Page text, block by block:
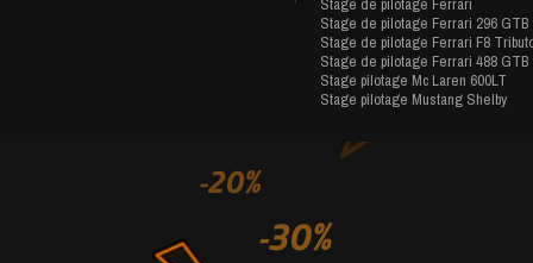
Stage de pilotage Ferrari 296 GTB
Stage de pilotage Ferrari F8
Stage de pilotage Ferrari 488 GTB
Stage pilotage Mc Laren 600LT
Stage pilotage Mustang Shelby